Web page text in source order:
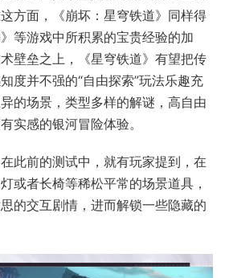
方面，《崩坏：星穹铁道》同样得
等游戏中所积累的宝贵经验的加
壁垒之上，《星穹铁道》有望把传
度并不强的“自由探索”玩法乐趣充
的场景，类型多样的解谜，高自由
实感的银河冒险体验。
此前的测试中，就有玩家提到，在
或者长椅等稀松平常的场景道具，
的交互剧情，进而解锁一些隐藏的